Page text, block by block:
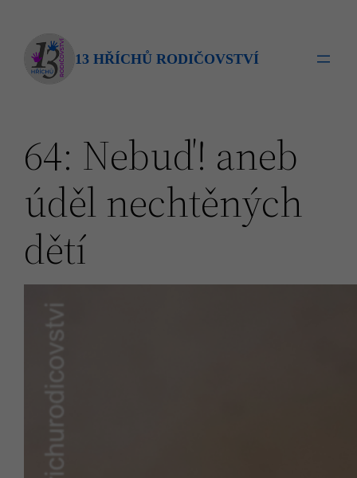
obsah
13 HŘÍCHŮ RODIČOVSTVÍ
64: Nebuď! aneb
úděl nechtěných
dětí